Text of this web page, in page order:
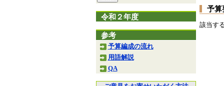
令和２年度
参考
予算編成の流れ
用語解説
QA
予算
該当す